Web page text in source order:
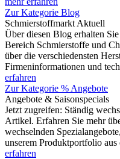
Zur Kategorie Blog
Schmierstoffmarkt Aktuell
Über diesen Blog erhalten
Bereich Schmierstoffe und
über die verschiedensten
Firmeninformationen und
erfahren
Zur Kategorie % Angebote
Angebote & Saisonspecials
Jetzt zugreifen: Ständig
Artikel. Erfahren Sie mehr
wechselnden
unserem Produktportfolio
erfahren